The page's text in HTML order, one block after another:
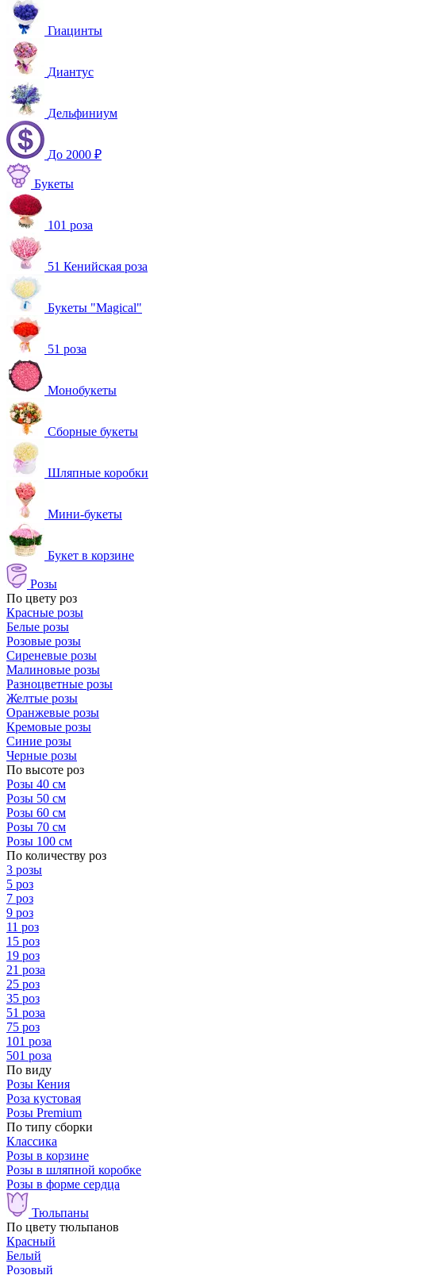
Гиацинты
Диантус
Дельфиниум
До 2000 ₽
Букеты
101 роза
51 Кенийская роза
Букеты "Magical"
51 роза
Монобукеты
Сборные букеты
Шляпные коробки
Мини-букеты
Букет в корзине
Розы
По цвету роз
Красные розы
Белые розы
Розовые розы
Сиреневые розы
Малиновые розы
Разноцветные розы
Желтые розы
Оранжевые розы
Кремовые розы
Синие розы
Черные розы
По высоте роз
Розы 40 см
Розы 50 см
Розы 60 см
Розы 70 см
Розы 100 см
По количеству роз
3 розы
5 роз
7 роз
9 роз
11 роз
15 роз
19 роз
21 роза
25 роз
35 роз
51 роза
75 роз
101 роза
501 роза
По виду
Розы Кения
Роза кустовая
Розы Premium
По типу сборки
Классика
Розы в корзине
Розы в шляпной коробке
Розы в форме сердца
Тюльпаны
По цвету тюльпанов
Красный
Белый
Розовый